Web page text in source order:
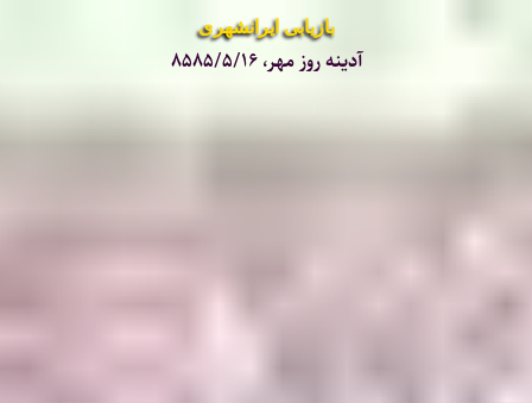
بازیابی ایرانشهری
آدینه روز مهر، ۸۵۸۵/۵/۱۶